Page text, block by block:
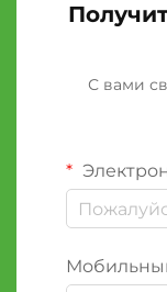
С вами